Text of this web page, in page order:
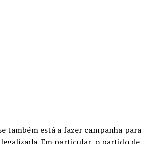
também está a fazer campanha para